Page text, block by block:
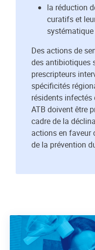
la réduction
curatifs et
Des actions de
des antibiotiques
prescripteurs
spécificités
résidents infectés
ATB doivent être
cadre de la
actions en faveur
de la prévention